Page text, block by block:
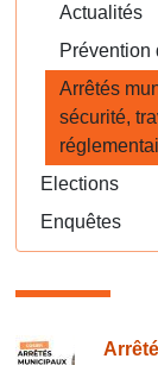
Actualités
Prévention
Arrêtés
sécurité,
Elections
Enquêtes